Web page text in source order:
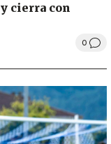
cierra con
0